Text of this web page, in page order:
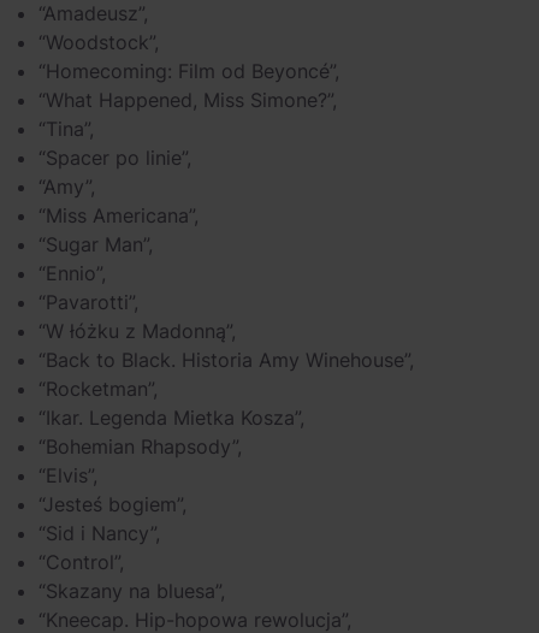
“Amadeusz”,
“Woodstock”,
“Homecoming: Film od Beyoncé”,
“What Happened, Miss Simone?”,
“Tina”,
“Spacer po linie”,
“Amy”,
“Miss Americana”,
“Sugar Man”,
“Ennio”,
“Pavarotti”,
“W łóżku z Madonną”,
“Back to Black. Historia Amy Winehouse”,
“Rocketman”,
“Ikar. Legenda Mietka Kosza”,
“Bohemian Rhapsody”,
“Elvis”,
“Jesteś bogiem”,
“Sid i Nancy”,
“Control”,
“Skazany na bluesa”,
“Kneecap. Hip-hopowa rewolucja”,